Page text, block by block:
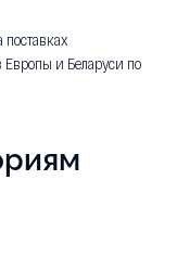
поставках
Европы и Беларуси по